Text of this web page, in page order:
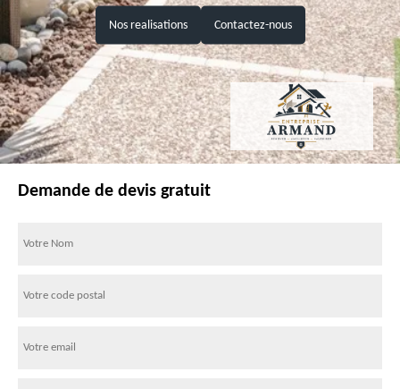
Nos realisations Contactez-nous
Demande de devis gratuit